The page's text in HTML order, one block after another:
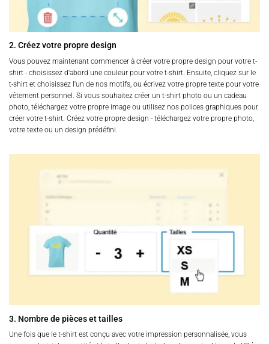
2. Créez votre propre design
Vous pouvez maintenant commencer à créer votre propre design pour votre t-
shirt - choisissez d'abord une couleur pour votre t-shirt. Ensuite, cliquez sur le
t-shirt et choisissez l'un de nos motifs, ou écrivez votre propre texte pour votre
vêtement personnel. Si vous souhaitez créer un t-shirt photo ou un cadeau
photo, téléchargez votre propre image ou utilisez nos polices graphiques pour
créer votre t-shirt. Créez votre propre design - téléchargez votre propre photo,
votre texte ou un design prédéfini.
3. Nombre de pièces et tailles
Une fois que le t-shirt est conçu avec votre impression personnalisée, vous